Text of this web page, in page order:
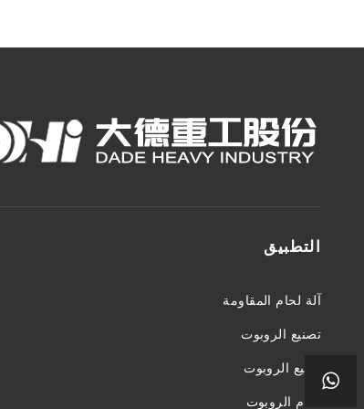
التطبيق
آلة لحام المقاومة
تصنيع الروبوت
تلميع الروبوت
لحام الروبوت